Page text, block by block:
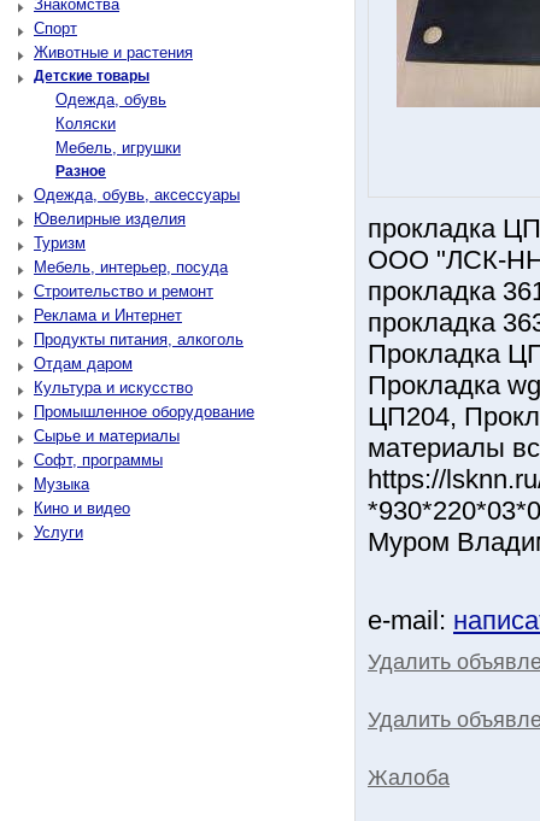
Знакомства
Спорт
Животные и растения
Детские товары
Одежда, обувь
Коляски
Мебель, игрушки
Разное
Одежда, обувь, аксессуары
Ювелирные изделия
Туризм
Мебель, интерьер, посуда
Строительство и ремонт
Реклама и Интернет
Продукты питания, алкоголь
Отдам даром
Культура и искусство
Промышленное оборудование
Сырье и материалы
Софт, программы
Музыка
Кино и видео
Услуги
прокладка
ООО "ЛСК-
прокладка
прокладка
Прокладка
Прокладка
ЦП204,
материалы
https://
Муром
e-mail:
Удалить
Удалить
Жалоба